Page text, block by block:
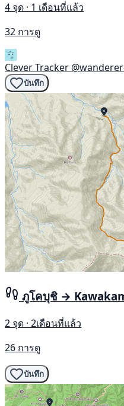
4 จุด · 1 เดือนที่แล้ว
32 การดู
Clever Tracker
บันทึก
ภูโคบุชิ →
2 จุด · 2เดือนที่แล้ว
26 การดู
บันทึก